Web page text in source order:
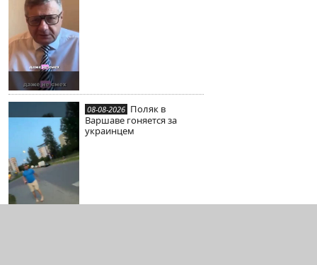
08-08-2026 Поляк в
Варшаве гоняется за
украинцем